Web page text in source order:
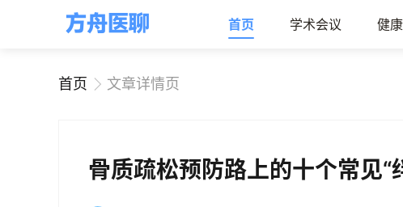
首页 学术会议 健
首页 文章详情页
骨质疏松预防路上的十个常见“